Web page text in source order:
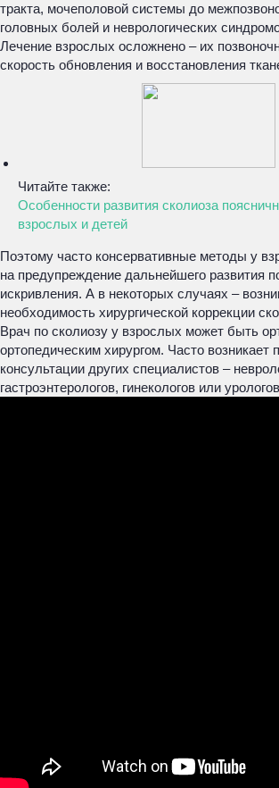
тракта, мочеполовой системы до
головных болей и неврологических
Лечение взрослых осложнено – их
скорость обновления и восстановления
Читайте также:
Особенности развития сколиоза
взрослых и детей
Поэтому часто консервативные методы у
на предупреждение дальнейшего развития
искривления. А в некоторых случаях –
необходимость хирургической коррекции
Врач по сколиозу у взрослых может быть
ортопедическим хирургом. Часто возникает
консультации других специалистов –
гастроэнтерологов, гинекологов или